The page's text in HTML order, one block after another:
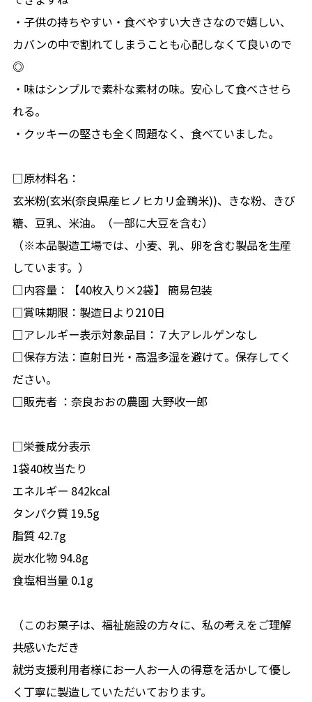
・子供の持ちやすい・食べやすい大きさなので嬉しい、
カバンの中で割れてしまうことも心配しなくて良いので
◎
・味はシンプルで素朴な素材の味。安心して食べさせら
れる。
・クッキーの堅さも全く問題なく、食べていました。
□原材料名：
玄米粉(玄米(奈良県産ヒノヒカリ金鵄米))、きな粉、きび
糖、豆乳、米油。（一部に大豆を含む）
（※本品製造工場では、小麦、乳、卵を含む製品を生産
しています。）
□内容量：【40枚入り×2袋】 簡易包装
□賞味期限：製造日より210日
□アレルギー表示対象品目：７大アレルゲンなし
□保存方法：直射日光・高温多湿を避けて。保存してく
ださい。
□販売者 ：奈良おおの農園 大野收一郎
□栄養成分表示
1袋40枚当たり
エネルギー 842kcal
タンパク質 19.5g
脂質 42.7g
炭水化物 94.8g
食塩相当量 0.1g
（このお菓子は、福祉施設の方々に、私の考えをご理解
共感いただき
就労支援利用者様にお一人お一人の得意を活かして優し
く丁寧に製造していただいております。